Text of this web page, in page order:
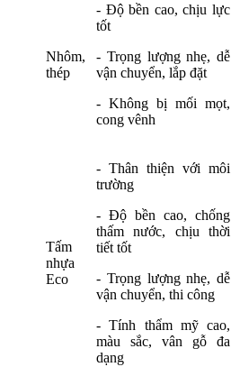
Nhôm,
thép
- Độ bền cao, chịu lực
tốt
- Trọng lượng nhẹ, dễ
vận chuyển, lắp đặt
- Không bị mối mọt,
cong vênh
Tấm
nhựa
Eco
- Thân thiện với môi
trường
- Độ bền cao, chống
thấm nước, chịu thời
tiết tốt
- Trọng lượng nhẹ, dễ
vận chuyển, thi công
- Tính thẩm mỹ cao,
màu sắc, vân gỗ đa
dạng